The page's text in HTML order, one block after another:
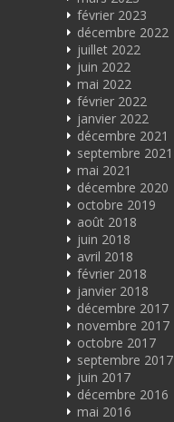
février 2023
décembre 2022
juillet 2022
juin 2022
mai 2022
février 2022
janvier 2022
décembre 2021
septembre 2021
mai 2021
décembre 2020
octobre 2019
août 2018
juin 2018
avril 2018
février 2018
janvier 2018
décembre 2017
novembre 2017
octobre 2017
septembre 2017
juin 2017
décembre 2016
mai 2016